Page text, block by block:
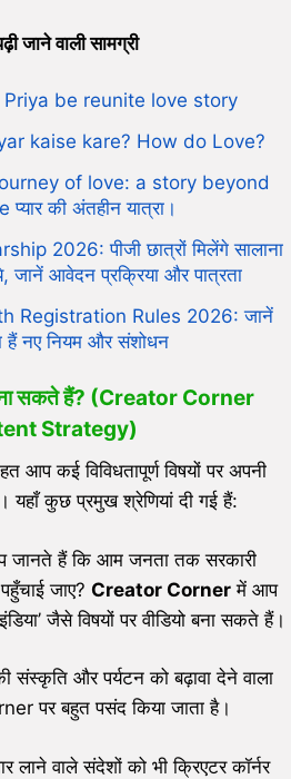
जाने वाली सामग्री
Priya be reunite love story
kaise kare? How do Love?
of love: a story beyond
प्यार की अंतहीन यात्रा।
2026: पीजी छात्रों मिलेंगे सालाना
जानें आवेदन प्रक्रिया और पात्रता
Registration Rules 2026: जानें
हैं नए नियम और संशोधन
सकते हैं? (Creator Corner
Strategy)
आप कई विविधतापूर्ण विषयों पर अपनी
यहाँ कुछ प्रमुख श्रेणियां दी गई हैं:
जानते हैं कि आम जनता तक सरकारी
जाए? Creator Cornerमें आप
जैसे विषयों पर वीडियो बना सकते हैं।
संस्कृति और पर्यटन को बढ़ावा देने वाला
पर बहुत पसंद किया जाता है।
लाने वाले संदेशों को भी क्रिएटर कॉर्नर